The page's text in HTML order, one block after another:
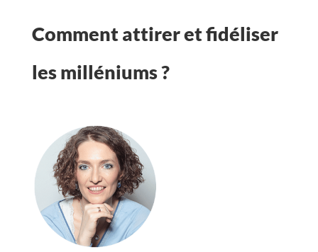
Comment attirer et fidéliser
les milléniums ?